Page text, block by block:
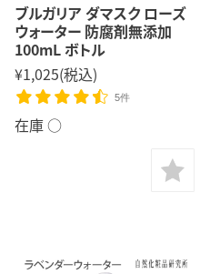
ブルガリア ダマスク ローズ
ウォーター 防腐剤無添加
100mL ボトル
¥1,025(税込)
5件
在庫 ○